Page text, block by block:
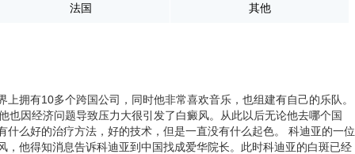
法国 其他
上拥有10多个跨国公司，同时他非常喜欢音乐，也组建有自己的乐队。
也因经济问题导致压力大很引发了白癜风。从此以后无论他去哪个国
什么好的治疗方法，好的技术，但是一直没有什么起色。 科迪亚的一位
，他得知消息告诉科迪亚到中国找成爱华院长。此时科迪亚的白斑已经